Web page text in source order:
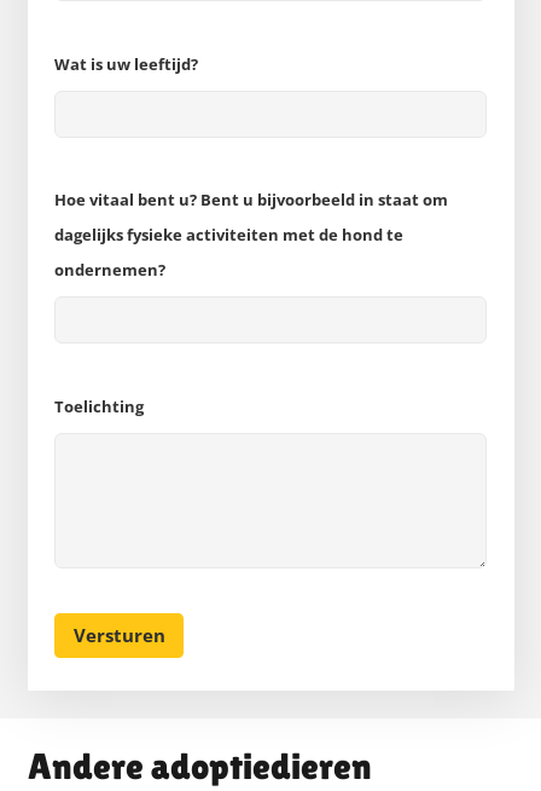
Wat is uw leeftijd?
Hoe vitaal bent u? Bent u bijvoorbeeld in staat om
dagelijks fysieke activiteiten met de hond te
ondernemen?
Toelichting
Andere adoptiedieren